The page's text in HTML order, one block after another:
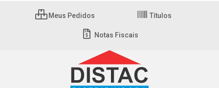
Meus Pedidos Títulos
Notas Fiscais